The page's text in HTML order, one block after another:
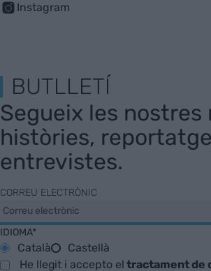
Instagram
BUTLLETÍ
Segueix les nostres
històries,
entrevistes.
CORREU ELECTRÒNIC
IDIOMA*
Català
Castellà
He llegit i accepto eltractament de